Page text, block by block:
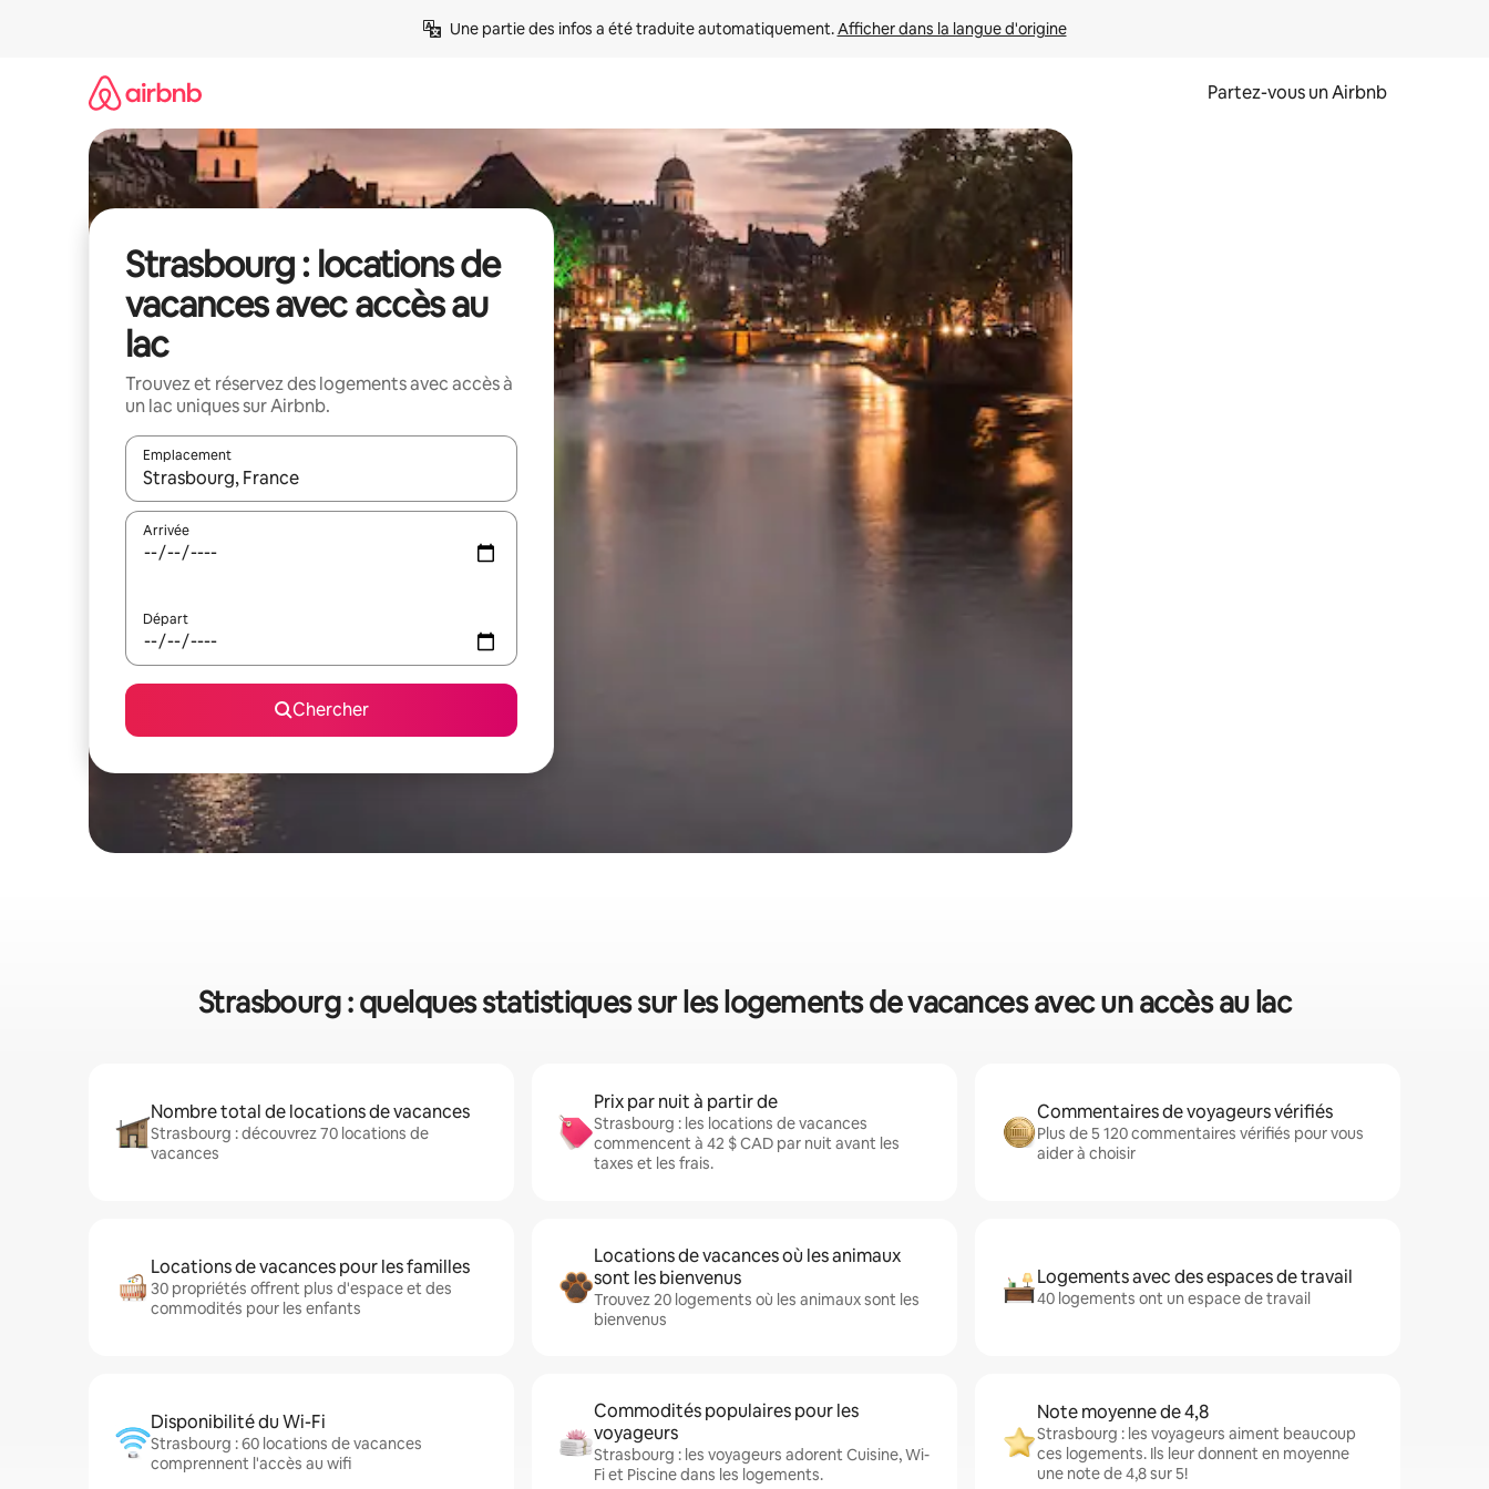
Une partie des infos a été traduite automatiquement. Afficher dans la langue d'origine
Partez-vous un Airbnb
Strasbourg : locations de
vacances avec accès au
lac
Trouvez et réservez des logements avec accès à
un lac uniques sur Airbnb.
Emplacement
Quand les résultats sont affichés, parcourez-les en utilisant les flèches vers le haut et vers le bas, ou en appuyant dessus et en les faisant glisser.
Arrivée
Départ
Chercher
Strasbourg : quelques statistiques sur les logements de vacances avec un accès au lac
Nombre total de locations de vacances
Strasbourg : découvrez 70 locations de
vacances
Prix par nuit à partir de
Strasbourg : les locations de vacances
commencent à 42 $ CAD par nuit avant les
taxes et les frais.
Commentaires de voyageurs vérifiés
Plus de 5 120 commentaires vérifiés pour vous
aider à choisir
Locations de vacances pour les familles
30 propriétés offrent plus d'espace et des
commodités pour les enfants
Locations de vacances où les animaux
sont les bienvenus
Trouvez 20 logements où les animaux sont les
bienvenus
Logements avec des espaces de travail
40 logements ont un espace de travail
Disponibilité du Wi-Fi
Strasbourg : 60 locations de vacances
comprennent l'accès au wifi
Commodités populaires pour les
voyageurs
Strasbourg : les voyageurs adorent Cuisine, Wi-
Fi et Piscine dans les logements.
Note moyenne de 4,8
Strasbourg : les voyageurs aiment beaucoup
ces logements. Ils leur donnent en moyenne
une note de 4,8 sur 5!